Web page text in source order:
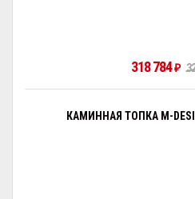
318 784₽
КАМИННАЯ ТОПКА M-